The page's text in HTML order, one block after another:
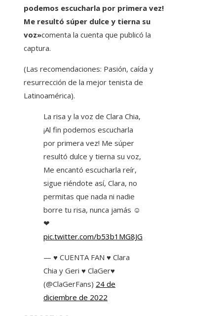
podemos escucharla por primera vez!
Me resultó súper dulce y tierna su
voz»comenta la cuenta que publicó la
captura.
(Las recomendaciones: Pasión, caída y
resurrección de la mejor tenista de
Latinoamérica).
La risa y la voz de Clara Chia,
¡Al fin podemos escucharla
por primera vez! Me súper
resultó dulce y tierna su voz,
Me encantó escucharla reír,
sigue riéndote así, Clara, no
permitas que nada ni nadie
borre tu risa, nunca jamás ☺
❤
pic.twitter.com/b53b1MG8JG
— ♥ CUENTA FAN ♥ Clara
Chia y Geri ♥ ClaGer♥
(@ClaGerFans) 24 de
diciembre de 2022